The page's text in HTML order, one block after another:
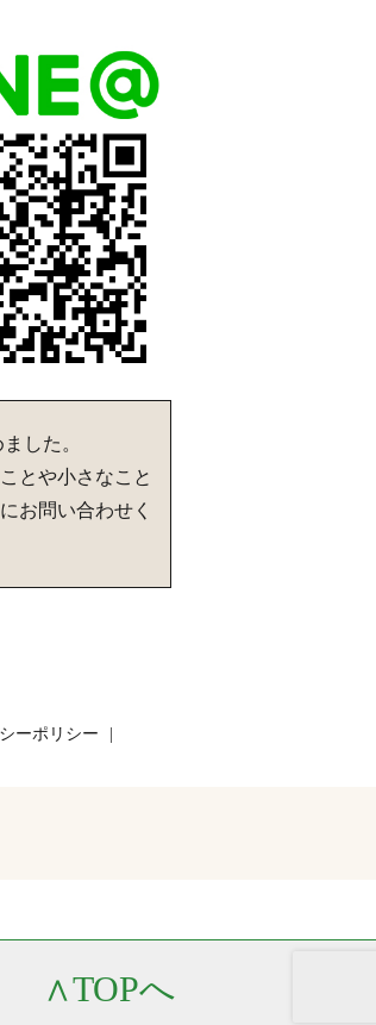
した。
とや小さなこと
お問い合わせく
∧TOPへ
ーポリシー